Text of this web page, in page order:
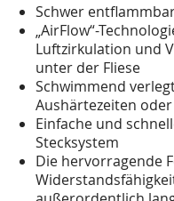
Schwer
„AirFlow“-
Luftzirkulation und
unter der Fliese
Schwimmend
Aushärtezeiten
Einfache und
Stecksystem
Die hervorragende